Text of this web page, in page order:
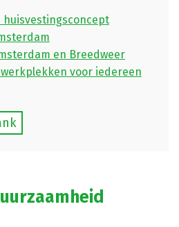
huisvestingsconcept
en Breedweer
voor iedereen